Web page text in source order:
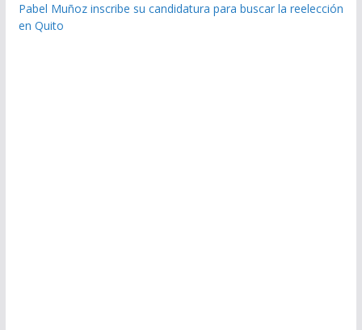
Pabel Muñoz inscribe su candidatura para buscar la reelección
en Quito